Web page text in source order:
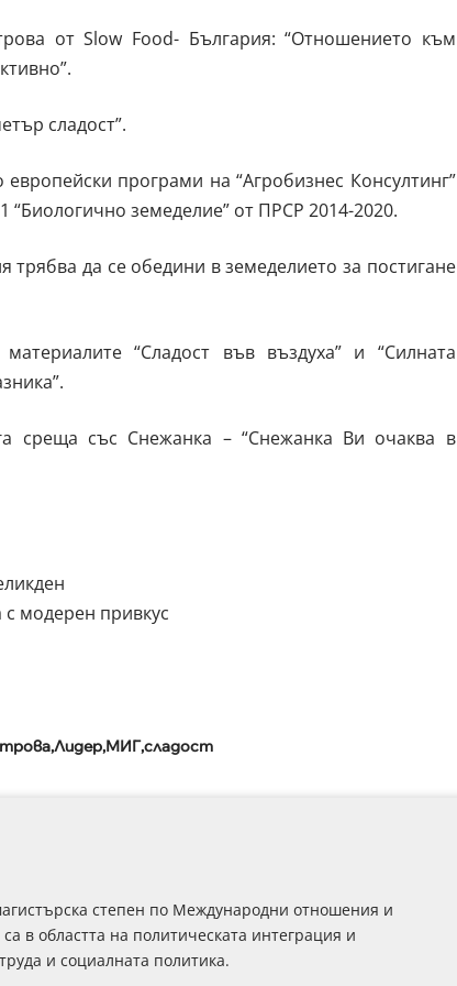
от Slow Food- България: “Отношението към
сладост”.
програми на “Агробизнес Консултинг”
“Биологично земеделие” от ПРСР 2014-2020.
трябва да се обедини в земеделието за постигане
“Сладост във въздуха” и “Силната
среща със Снежанка – “Снежанка Ви очаква в
модерен привкус
ЛидерМИГсладост
степен по Международни отношения и
в областта на политическата интеграция и
и социалната политика.